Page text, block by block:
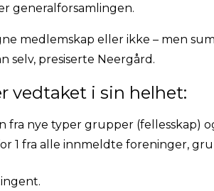
generalforsamlingen.
medlemskap eller ikke – men
selv, presiserte Neergård.
vedtaket i sin helhet:
fra nye typer grupper (fellesskap)
1 fra alle innmeldte foreninger,